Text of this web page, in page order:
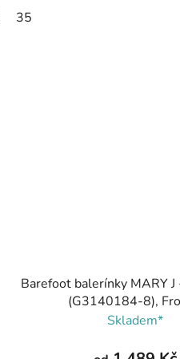
35
Barefoot balerínky MARY J
(G3140184-8),
Skladem*